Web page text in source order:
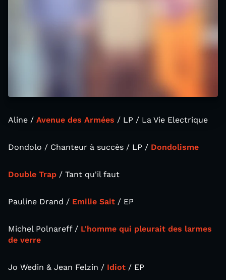
Aline / Avenue des Armées / LP / La Vie Electrique
Dondolo / Chanteur à succès / LP / Dondolisme
Double Trap / Tant qu'il faut
Pauline Drand / Emilie Sait / EP
Michel Polnareff / L'homme qui pleurait des larmes
de verre
Jo Wedin & Jean Felzin / Idiot / EP